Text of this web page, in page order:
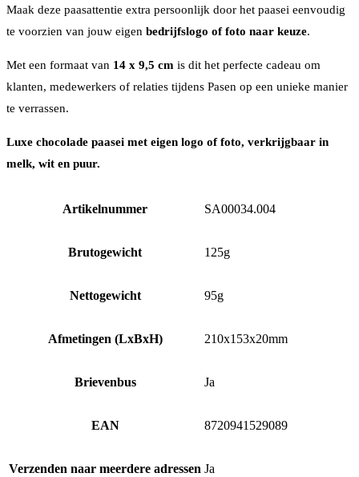
Maak deze paasattentie extra persoonlijk door het paasei eenvoudig
te voorzien van jouw eigen bedrijfslogo of foto naar keuze.
Met een formaat van 14 x 9,5 cm is dit het perfecte cadeau om
klanten, medewerkers of relaties tijdens Pasen op een unieke manier
te verrassen.
Luxe chocolade paasei met eigen logo of foto, verkrijgbaar in
melk, wit en puur.
Artikelnummer SA00034.004
Brutogewicht 125g
Nettogewicht 95g
Afmetingen (LxBxH) 210x153x20mm
Brievenbus Ja
EAN 8720941529089
Verzenden naar meerdere adressen Ja